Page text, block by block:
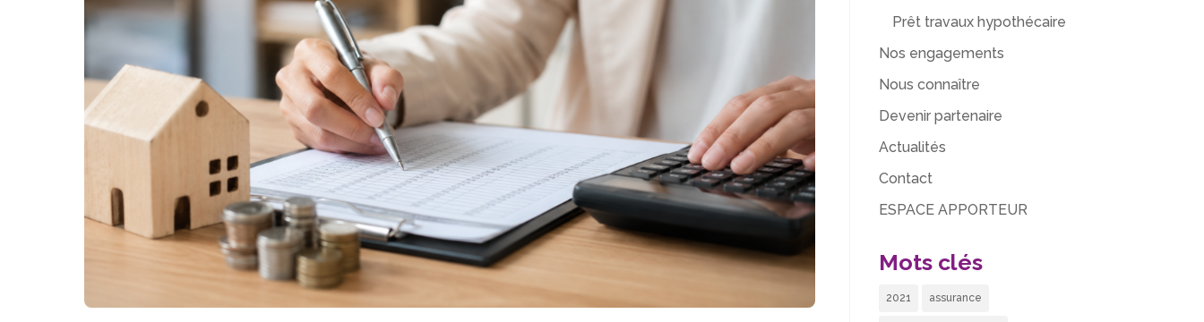
Prêt travaux hypothécaire
Nos engagements
Nous connaître
Devenir partenaire
Actualités
Contact
ESPACE APPORTEUR
Mots clés
2021 assurance